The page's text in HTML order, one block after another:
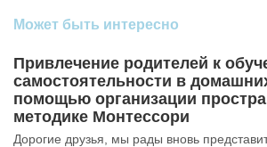
Может быть интересно
Привлечение родителей к
самостоятельности в
помощью организации
методике Монтессори
Дорогие друзья, мы рады вновь